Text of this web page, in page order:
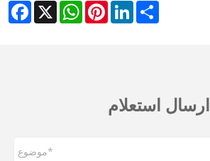
Facebook
X WhatsAppPinterestLinkedIn
ارسال استعلام